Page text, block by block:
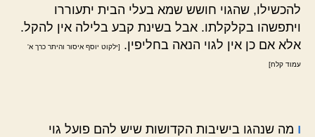
להכשילו, שהגוי חושש שמא בעלי הבית יתעוררו
ויתפשהו בקלקלתו. אבל בשינת קבע בלילה אין להקל.
אלא אם כן אין לגוי הנאה בחליפין.
[ילקוט יוסף איסור והיתר כרך א'
עמוד קלח]
ו מה שנהגו בישיבות הקדושות שיש להם פועל גוי